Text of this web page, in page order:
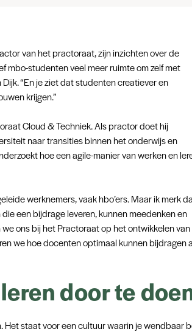
van het practoraat, zijn inzichten over de
mbo-studenten veel meer ruimte om zelf met
“En je ziet dat studenten creatiever en
krijgen.”
Cloud & Techniek. Als practor doet hij
naar transities binnen het onderwijs en
hoe een agile-manier van werken en
werknemers, vaak hbo’ers. Maar ik merk
een bijdrage leveren, kunnen meedenken en
ons bij het Practoraat op het ontwikkelen
we hoe docenten optimaal kunnen bijdragen
door te
staat voor een cultuur waarin je wendbaar